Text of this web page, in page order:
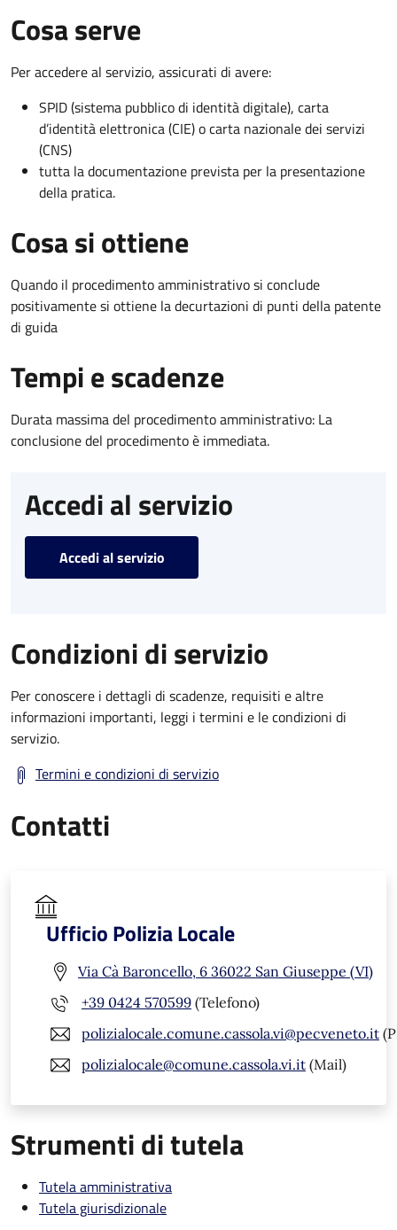
Cosa serve
Per accedere al servizio, assicurati di avere:
SPID (sistema pubblico di identità digitale), carta
d’identità elettronica (CIE) o carta nazionale dei servizi
(CNS)
tutta la documentazione prevista per la presentazione
della pratica.
Cosa si ottiene
Quando il procedimento amministrativo si conclude
positivamente si ottiene la decurtazioni di punti della patente
di guida
Tempi e scadenze
Durata massima del procedimento amministrativo: La
conclusione del procedimento è immediata.
Accedi al servizio
Accedi al servizio
Condizioni di servizio
Per conoscere i dettagli di scadenze, requisiti e altre
informazioni importanti, leggi i termini e le condizioni di
servizio.
Termini e condizioni di servizio
Contatti
Ufficio Polizia Locale
Via Cà Baroncello, 6 36022 San Giuseppe (VI)
+39 0424 570599 (Telefono)
polizialocale.comune.cassola.vi@pecveneto.it
polizialocale@comune.cassola.vi.it (Mail)
Strumenti di tutela
Tutela amministrativa
Tutela giurisdizionale